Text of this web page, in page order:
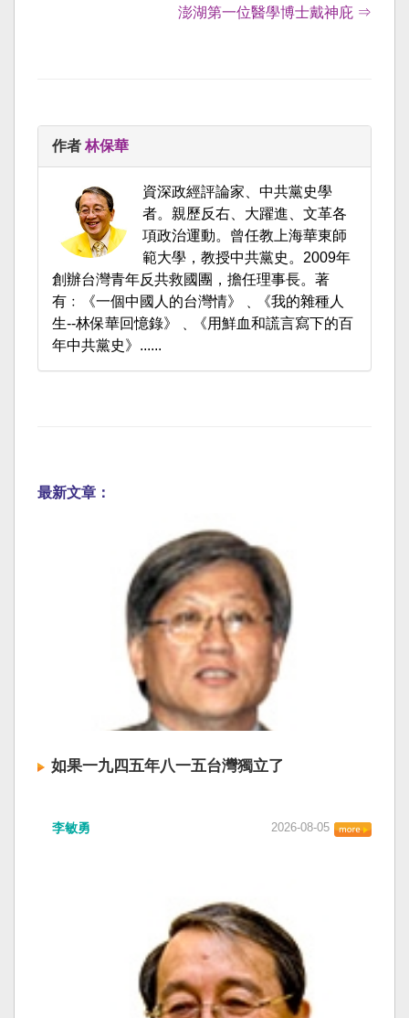
澎湖第一位醫學博士戴神庇 ⇒
作者 林保華
資深政經評論家、中共黨史學
者。親歷反右、大躍進、文革各
項政治運動。曾任教上海華東師
範大學，教授中共黨史。2009年
創辦台灣青年反共救國團，擔任理事長。著
有﹕《一個中國人的台灣情》﹑《我的雜種人
生--林保華回憶錄》﹑《用鮮血和謊言寫下的百
年中共黨史》......
最新文章：
如果一九四五年八一五台灣獨立了
李敏勇 2026-08-05